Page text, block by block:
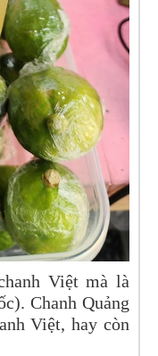
Việt mà là
Chanh Quảng
Việt, hay còn